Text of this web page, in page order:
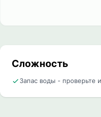
Сложность
Запас воды - проверьте